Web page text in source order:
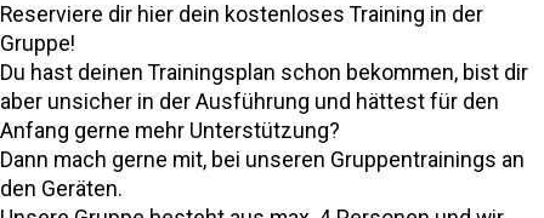
Gutscheine
Team Vitalis
& Preise
Partner Andreas Weber
Training Partner Sixl&Wolf
Reserviere dir hier dein kostenloses Training in der
Gruppe!
Du hast deinen Trainingsplan schon bekommen, bist dir
aber unsicher in der Ausführung und hättest für den
Anfang gerne mehr Unterstützung?
Dann mach gerne mit, bei unseren Gruppentrainings an
den Geräten.